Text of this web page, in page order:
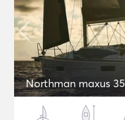
Northman maxus 35